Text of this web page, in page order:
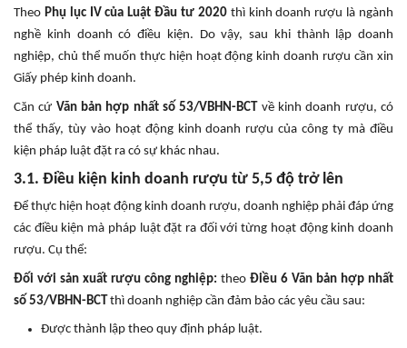
Theo Phụ lục IV của Luật Đầu tư 2020thì kinh doanh rượu là ngành
nghề kinh doanh có điều kiện. Do vậy, sau khi thành lập doanh
nghiệp, chủ thể muốn thực hiện hoạt động kinh doanh rượu cần xin
Giấy phép kinh doanh.
Căn cứ Văn bản hợp nhất số 53/VBHN-BCT về kinh doanh rượu, có
thể thấy, tùy vào hoạt động kinh doanh rượu của công ty mà điều
kiện pháp luật đặt ra có sự khác nhau.
3.1. Điều kiện kinh doanh rượu từ 5,5 độ trở lên
Để thực hiện hoạt động kinh doanh rượu, doanh nghiệp phải đáp ứng
các điều kiện mà pháp luật đặt ra đối với từng hoạt động kinh doanh
rượu. Cụ thể:
Đối với sản xuất rượu công nghiệp: theo Điều 6 Văn bản hợp nhất
số 53/VBHN-BCT thì doanh nghiệp cần đảm bảo các yêu cầu sau:
Được thành lập theo quy định pháp luật.